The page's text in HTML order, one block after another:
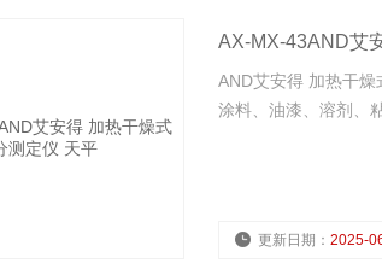
AX-MX-43AND艾
AND艾安得 加热干燥
涂料、油漆、溶剂、
更新日期： 2025-06-